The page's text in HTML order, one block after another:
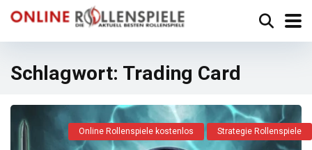
Schlagwort: Trading Card
Online Rollenspiele kostenlos Strategie Rollenspiele